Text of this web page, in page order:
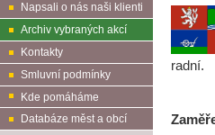
Napsali o nás naši klienti
Archiv vybraných akcí
Kontakty
Smluvní podmínky
Kde pomáháme
Databáze měst a obcí
radní.